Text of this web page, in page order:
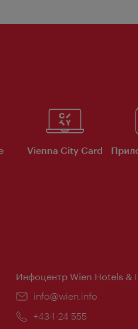
Vienna City Card
Инфоцентр Wien Hotels &
Эл.
info@wien.info
Телефон:
+43-1-24 555